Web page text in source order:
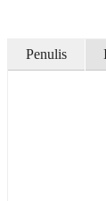
Penulis